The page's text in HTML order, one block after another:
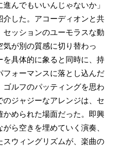
んでもいいんじゃないか」
介した。アコーディオンと共
ッションのユーモラスな動
が別の質感に切り替わっ
を具体的に象ると同時に、持
フォーマンスに落とし込んだ
ルフのパッティングを思わ
ジャジーなアレンジは、セ
かめられた場面だった。即興
ら空きを埋めていく演奏、
スウィングリズムが、楽曲の